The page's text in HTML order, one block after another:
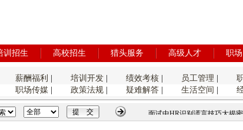
训招生 高校招生 猎头服务 高级人才 职
薪酬福利 培训开发| 绩效考核| 员工管理
职场传媒| 政策法规| 疑难解答| 生活空间
面试中HR识别谎言技巧大揭密